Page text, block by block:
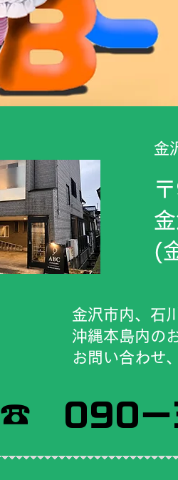
金
​(
金沢市内、石
沖縄本島内の
お問い合わせ
​☎ 090－